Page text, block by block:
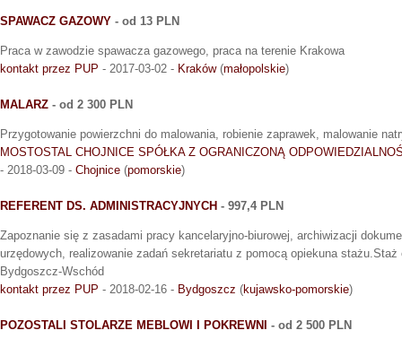
SPAWACZ GAZOWY - od 13 PLN
Praca w zawodzie spawacza gazowego, praca na terenie Krakowa
kontakt przez PUP - 2017-03-02 - Kraków(małopolskie)
MALARZ - od 2 300 PLN
Przygotowanie powierzchni do malowania, robienie zaprawek, malowanie
MOSTOSTAL CHOJNICE SPÓŁKA Z OGRANICZONĄ
- 2018-03-09 - Chojnice (pomorskie)
REFERENT DS. ADMINISTRACYJNYCH - 997,4 PLN
Zapoznanie się z zasadami pracy kancelaryjno-biurowej, archiwizacji
urzędowych, realizowanie zadań sekretariatu z pomocą opiekuna
Bydgoszcz-Wschód
kontakt przez PUP - 2018-02-16 - Bydgoszcz (kujawsko-pomorskie)
POZOSTALI STOLARZE MEBLOWI I POKREWNI - od 2 500 PLN